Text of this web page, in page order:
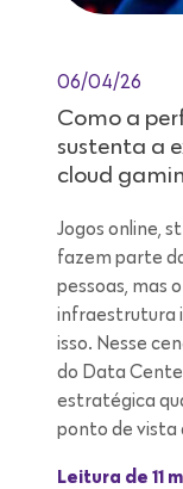
06/04/26
Como a
sustenta a
cloud
Jogos online,
fazem parte
pessoas, mas
infraestrutura
isso. Nesse
do Data
estratégica
ponto de vista
Leitura de 11